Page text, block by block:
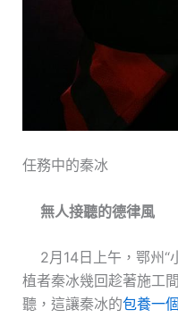
任務中的秦冰
無人接聽的德律風
2月14日上午，鄂州“
植者秦冰幾回趁著施工
聽，這讓秦冰的包養一